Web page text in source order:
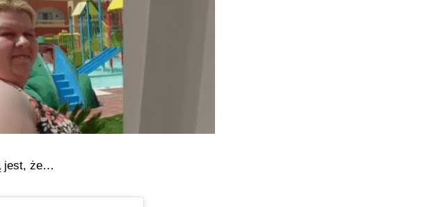
jest, że…